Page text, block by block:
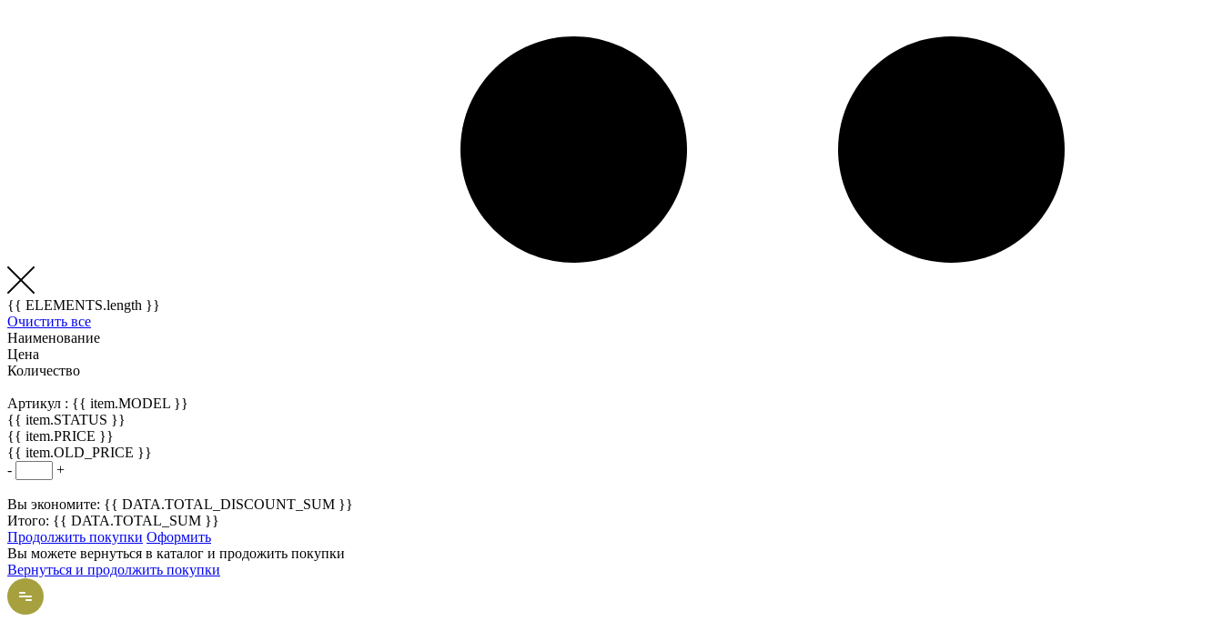
{{ ELEMENTS.length }}
Очистить все
Наименование
Цена
Количество
Артикул : {{ item.MODEL }}
{{ item.STATUS }}
{{ item.PRICE }}
{{ item.OLD_PRICE }}
-
+
Вы экономите: {{ DATA.TOTAL_DISCOUNT_SUM }}
Итого: {{ DATA.TOTAL_SUM }}
Продолжить покупки Оформить
Вы можете вернуться в каталог и продожить покупки
Вернуться и продолжить покупки